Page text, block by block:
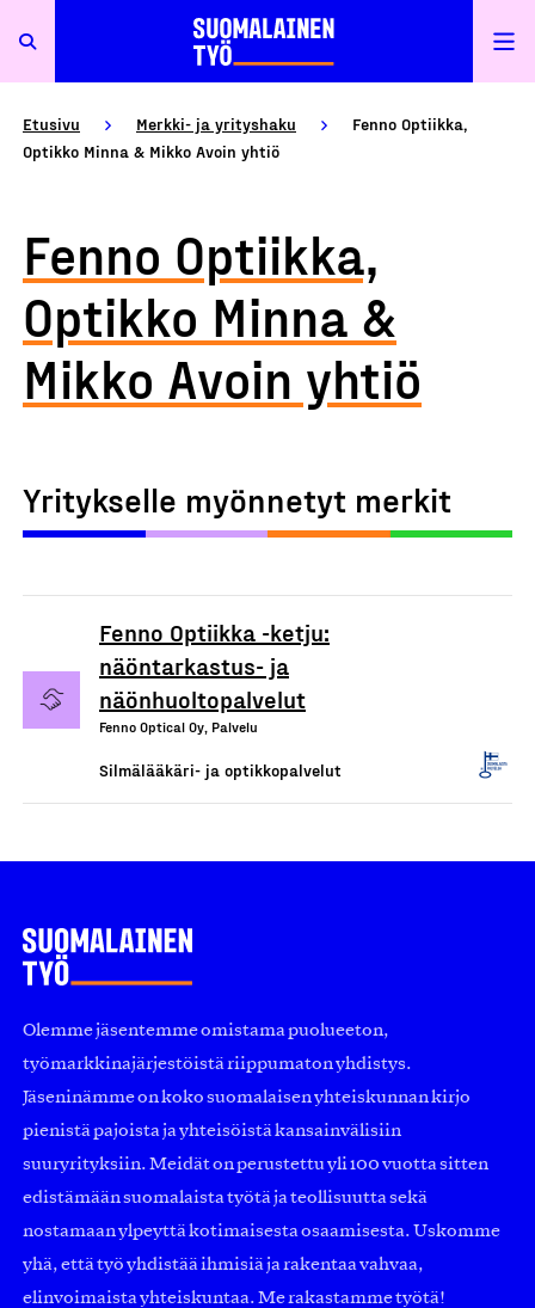
Etusivu Merkki- ja yrityshaku
Fenno Optiikka,
Optikko Minna & Mikko Avoin yhtiö
Fenno Optiikka,
Optikko Minna &
Mikko Avoin yhtiö
Yritykselle myönnetyt merkit
Fenno Optiikka -ketju:
näöntarkastus- ja
näönhuoltopalvelut
Fenno Optical Oy, Palvelu
Silmälääkäri- ja optikkopalvelut
Olemme jäsentemme omistama puolueeton,
työmarkkinajärjestöistä riippumaton yhdistys.
Jäseninämme on koko suomalaisen yhteiskunnan kirjo
pienistä pajoista ja yhteisöistä kansainvälisiin
suuryrityksiin. Meidät on perustettu yli 100 vuotta sitten
edistämään suomalaista työtä ja teollisuutta sekä
nostamaan ylpeyttä kotimaisesta osaamisesta. Uskomme
yhä, että työ yhdistää ihmisiä ja rakentaa vahvaa,
elinvoimaista yhteiskuntaa. Me rakastamme työtä!